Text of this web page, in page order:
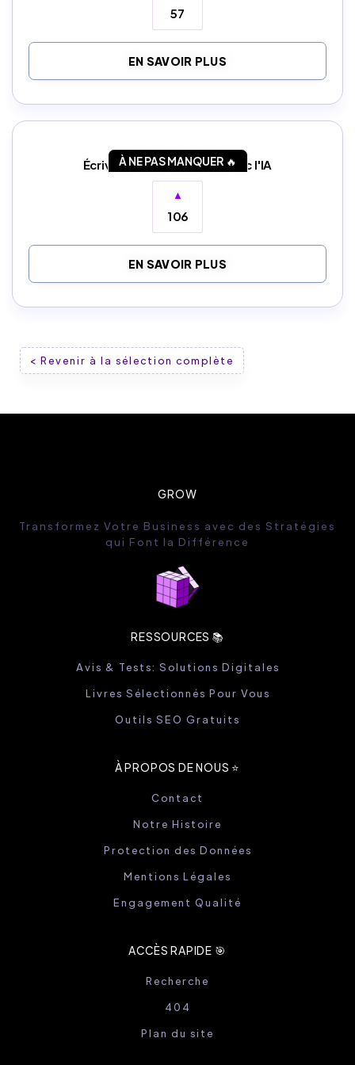
57
EN SAVOIR PLUS
À NE PAS MANQUER 🔥
Écrivez du contenu SEO avec l'IA
▲
106
EN SAVOIR PLUS
< Revenir à la sélection complète
GROW
Transformez Votre Business avec des Stratégies
qui Font la Différence
RESSOURCES 📚
Avis & Tests: Solutions Digitales
Livres Sélectionnés Pour Vous
Outils SEO Gratuits
À PROPOS DE NOUS ⭐️
Contact
Notre Histoire
Protection des Données
Mentions Légales
Engagement Qualité
ACCÈS RAPIDE 🎯
Recherche
404
Plan du site